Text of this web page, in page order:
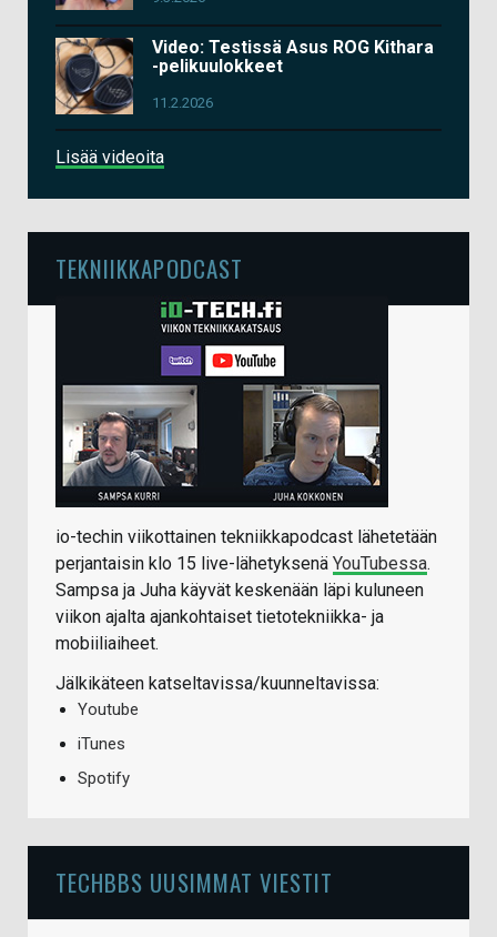
Video: Testissä Asus ROG Kithara
-pelikuulokkeet
11.2.2026
Lisää videoita
TEKNIIKKAPODCAST
io-techin viikottainen tekniikkapodcast lähetetään
perjantaisin klo 15 live-lähetyksenä YouTubessa.
Sampsa ja Juha käyvät keskenään läpi kuluneen
viikon ajalta ajankohtaiset tietotekniikka- ja
mobiiliaiheet.
Jälkikäteen katseltavissa/kuunneltavissa:
Youtube
iTunes
Spotify
TECHBBS UUSIMMAT VIESTIT